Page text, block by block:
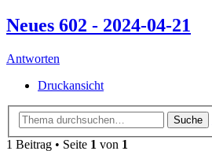
Neues 602 - 2024-04-21
Antworten
Druckansicht
Suche
1 Beitrag • Seite 1 von 1